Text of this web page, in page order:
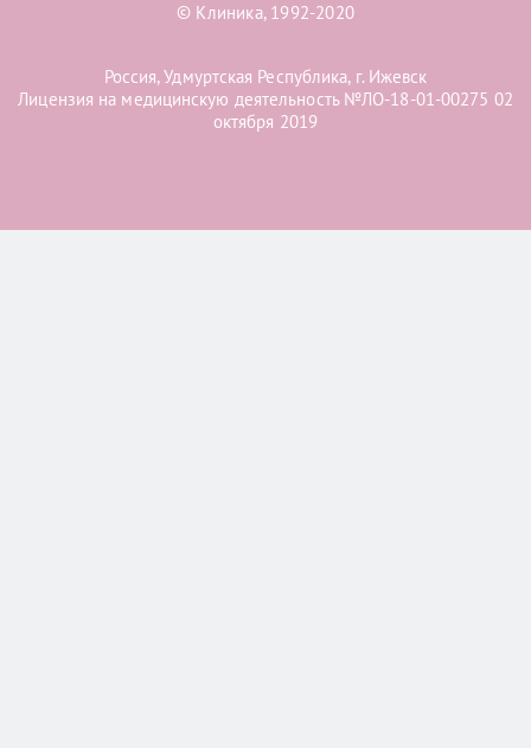
© Клиника, 1992-2020
Россия, Удмуртская Республика, г. Ижевск
Лицензия на медицинскую деятельность №ЛО-18-01-00275 02
октября 2019